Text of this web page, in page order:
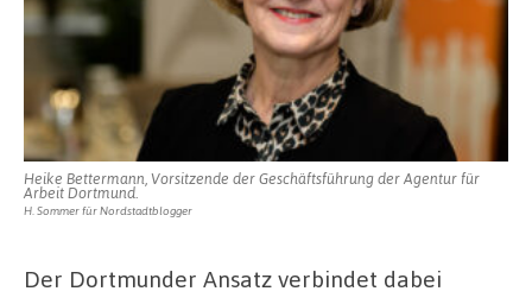
Heike Bettermann, Vorsitzende der Geschäftsführung der Agentur für
Arbeit Dortmund.
H. Sommer für Nordstadtblogger
Der Dortmunder Ansatz verbindet dabei